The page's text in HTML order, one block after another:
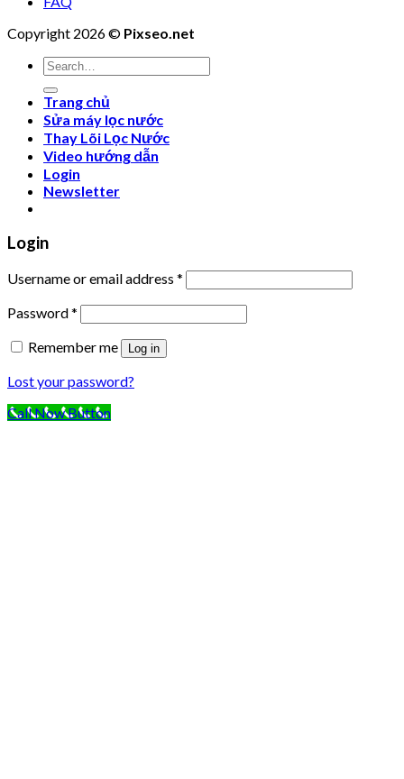
Copyright 2026 © Pixseo.net
Search
for:
Trang chủ
Sửa máy lọc nước
Thay Lõi Lọc Nước
Video hướng dẫn
Login
Newsletter
Login
Username or email address *
Password*
Remember me
Log in
Lost your password?
Call Now Button